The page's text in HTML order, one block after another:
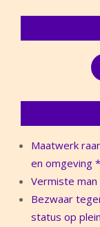
Maatwerk
en omgeving *
Vermiste
Bezwaar
status op